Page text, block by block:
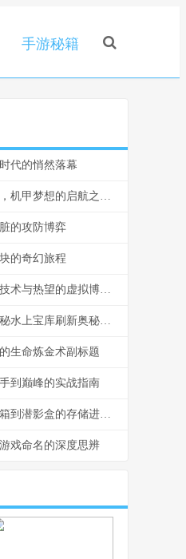
手游秘籍
代的悄然落幕
**和平精英在哪开启高达宝箱，机甲梦想的启航之门**
的攻防博弈
的奇幻旅程
王者荣耀体验服卡皮肤，一场技术与热望的虚拟博弈，副标题，体验服中的皮肤幻梦与规则边界
和平精英龙船怎么掉装备，揭秘水上宝库刷新奥秘，副标题，资深玩家实战经验深度解析
生命炼金术副标题
到巅峰的实战指南
我的世界箱子怎么升级，从木箱到潜影盒的存储进化之路
戏命名的深度思辨